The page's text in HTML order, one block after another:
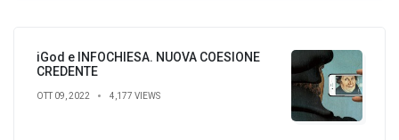
iGod e INFOCHIESA. NUOVA COESIONE
CREDENTE
OTT 09, 2022 4,177 VIEWS